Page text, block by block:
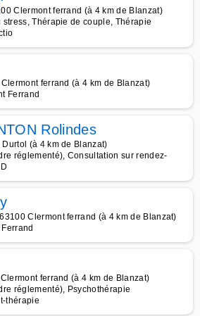
Clermont ferrand (à 4 km de Blanzat)
stress, Thérapie de couple, Thérapie
ferrand (à 4 km de Blanzat)
Ferrand
Rolindes
(à 4 km de Blanzat)
réglementé), Consultation sur rendez-
Clermont ferrand (à 4 km de Blanzat)
ferrand (à 4 km de Blanzat)
réglementé), Psychothérapie
thérapie